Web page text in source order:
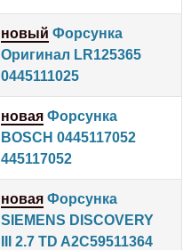
новый Форсунка
Оригинал LR125365
0445111025
новая Форсунка
BOSCH 0445117052
445117052
новая Форсунка
SIEMENS DISCOVERY
III 2.7 TD A2C59511364